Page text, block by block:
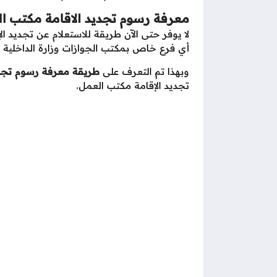
معرفة رسوم تجديد الاقامة مكتب
لا يوفر حتى الآن طريقة للاستعلام عن تجديد
أي فرع خاص بمكتب الجوازات وزارة الداخلية
وبهذا تم التعرف على طريقة معرفة رسوم تجديد
تجديد الإقامة مكتب العمل.